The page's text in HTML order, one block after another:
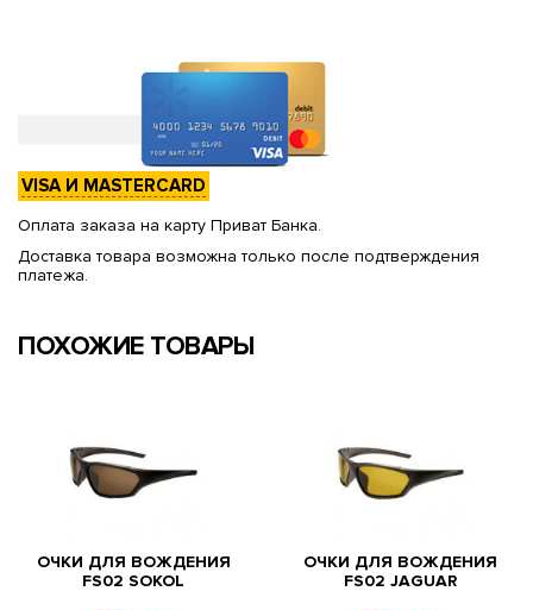
VISA И MASTERCARD
Оплата заказа на карту Приват Банка.
Доставка товара возможна только после подтверждения
платежа.
ПОХОЖИЕ ТОВАРЫ
ОЧКИ ДЛЯ ВОЖДЕНИЯ
FS02 SOKOL
ОЧКИ ДЛЯ ВОЖДЕНИЯ
FS02 JAGUAR